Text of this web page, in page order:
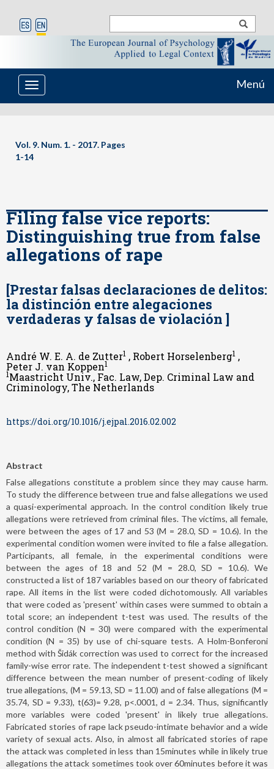
Toggle
navigation
Menú
Vol. 9. Num. 1. - 2017. Pages
1-14
Filing false vice reports:
Distinguishing true from false
allegations of rape
[Prestar falsas declaraciones de delitos:
la distinción entre alegaciones
verdaderas y falsas de violación ]
André W. E. A. de Zutter1 , Robert Horselenberg1 ,
Peter J. van Koppen1
1Maastricht Univ., Fac. Law, Dep. Criminal Law and
Criminology, The Netherlands
https://doi.org/10.1016/j.ejpal.2016.02.002
Abstract
False allegations constitute a problem since they may cause harm.
To study the difference between true and false allegations we used
a quasi-experimental approach. In the control condition likely true
allegations were retrieved from criminal files. The victims, all female,
were between the ages of 17 and 53 (M = 28.0, SD = 10.6). In the
experimental condition women were invited to file a false allegation.
Participants, all female, in the experimental conditions were
between the ages of 18 and 52 (M = 28.0, SD = 10.6). We
constructed a list of 187 variables based on our theory of fabricated
rape. All items in the list were coded dichotomously. All variables
that were coded as 'present' within cases were summed to obtain a
total score; an independent t-test was used. The results of the
control condition (N = 30) were compared with the experimental
condition (N = 35) by use of chi-square tests. A Holm-Bonferoni
method with Šidák correction was used to correct for the increased
family-wise error rate. The independent t-test showed a significant
difference between the mean number of present-coding of likely
true allegations, (M = 59.13, SD = 11.00) and of false allegations (M =
35.74, SD = 9.33), t(63)= 9.28, p<.0001, d = 2.34. Thus, significantly
more variables were coded 'present' in likely true allegations.
Fabricated stories of rape lack pseudo-intimate behavior and a wide
variety of sexual acts. Also, in almost all fabricated stories of rape
the attack was completed in less than 15minutes while in likely true
allegations the attack sometimes took over 60minutes before it was